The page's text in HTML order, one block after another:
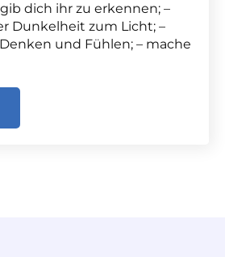
dich ihr zu erkennen; –
Dunkelheit zum Licht; –
und Fühlen; – mache